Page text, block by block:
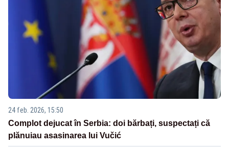
24 feb. 2026, 15:50
Complot dejucat în Serbia: doi bărbați, suspectați că
plănuiau asasinarea lui Vučić